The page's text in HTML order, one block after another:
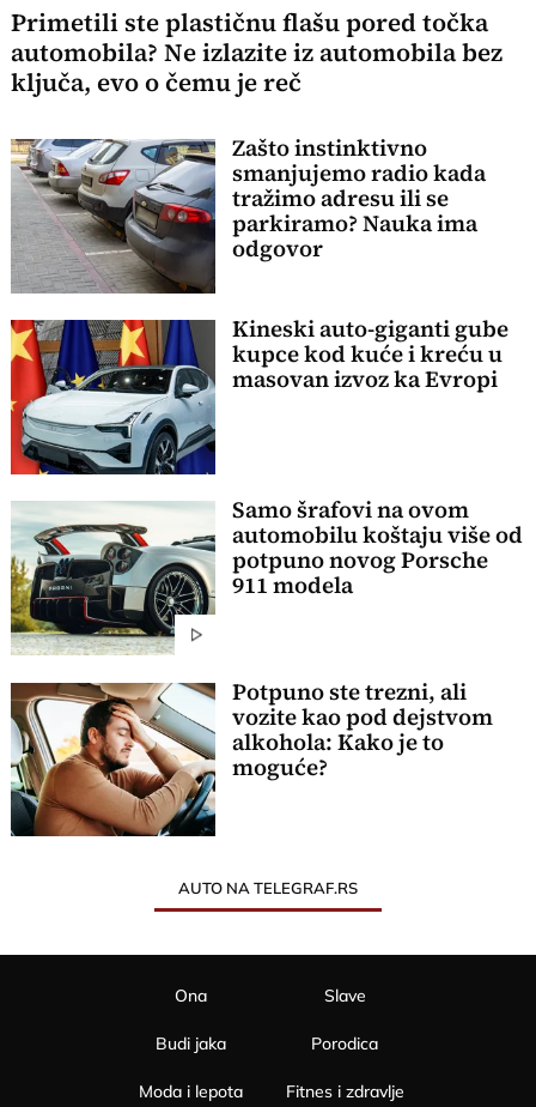
Primetili ste plastičnu flašu pored točka
automobila? Ne izlazite iz automobila bez
ključa, evo o čemu je reč
Zašto instinktivno
smanjujemo radio kada
tražimo adresu ili se
parkiramo? Nauka ima
odgovor
Kineski auto-giganti gube
kupce kod kuće i kreću u
masovan izvoz ka Evropi
Samo šrafovi na ovom
automobilu koštaju više od
potpuno novog Porsche
911 modela
Potpuno ste trezni, ali
vozite kao pod dejstvom
alkohola: Kako je to
moguće?
AUTO NA TELEGRAF.RS
Ona
Budi jaka
Moda i lepota
Slave
Porodica
Fitnes i zdravlje